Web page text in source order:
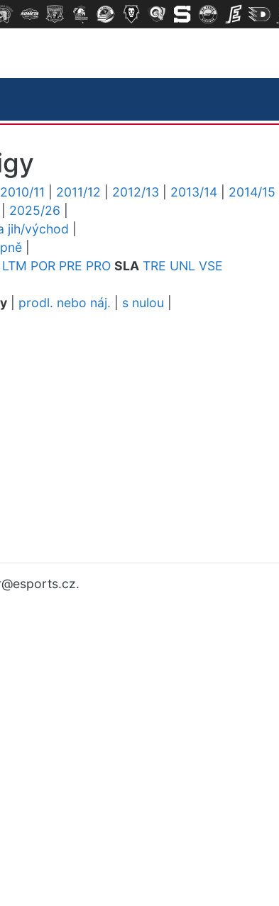
2010/11 2011/12 2012/13 2013/14 2014/15
2025/26
jih/východ
LTM POR PRE PRO SLA TRE UNL VSE
prodl. nebo náj. s nulou
@esports.cz.